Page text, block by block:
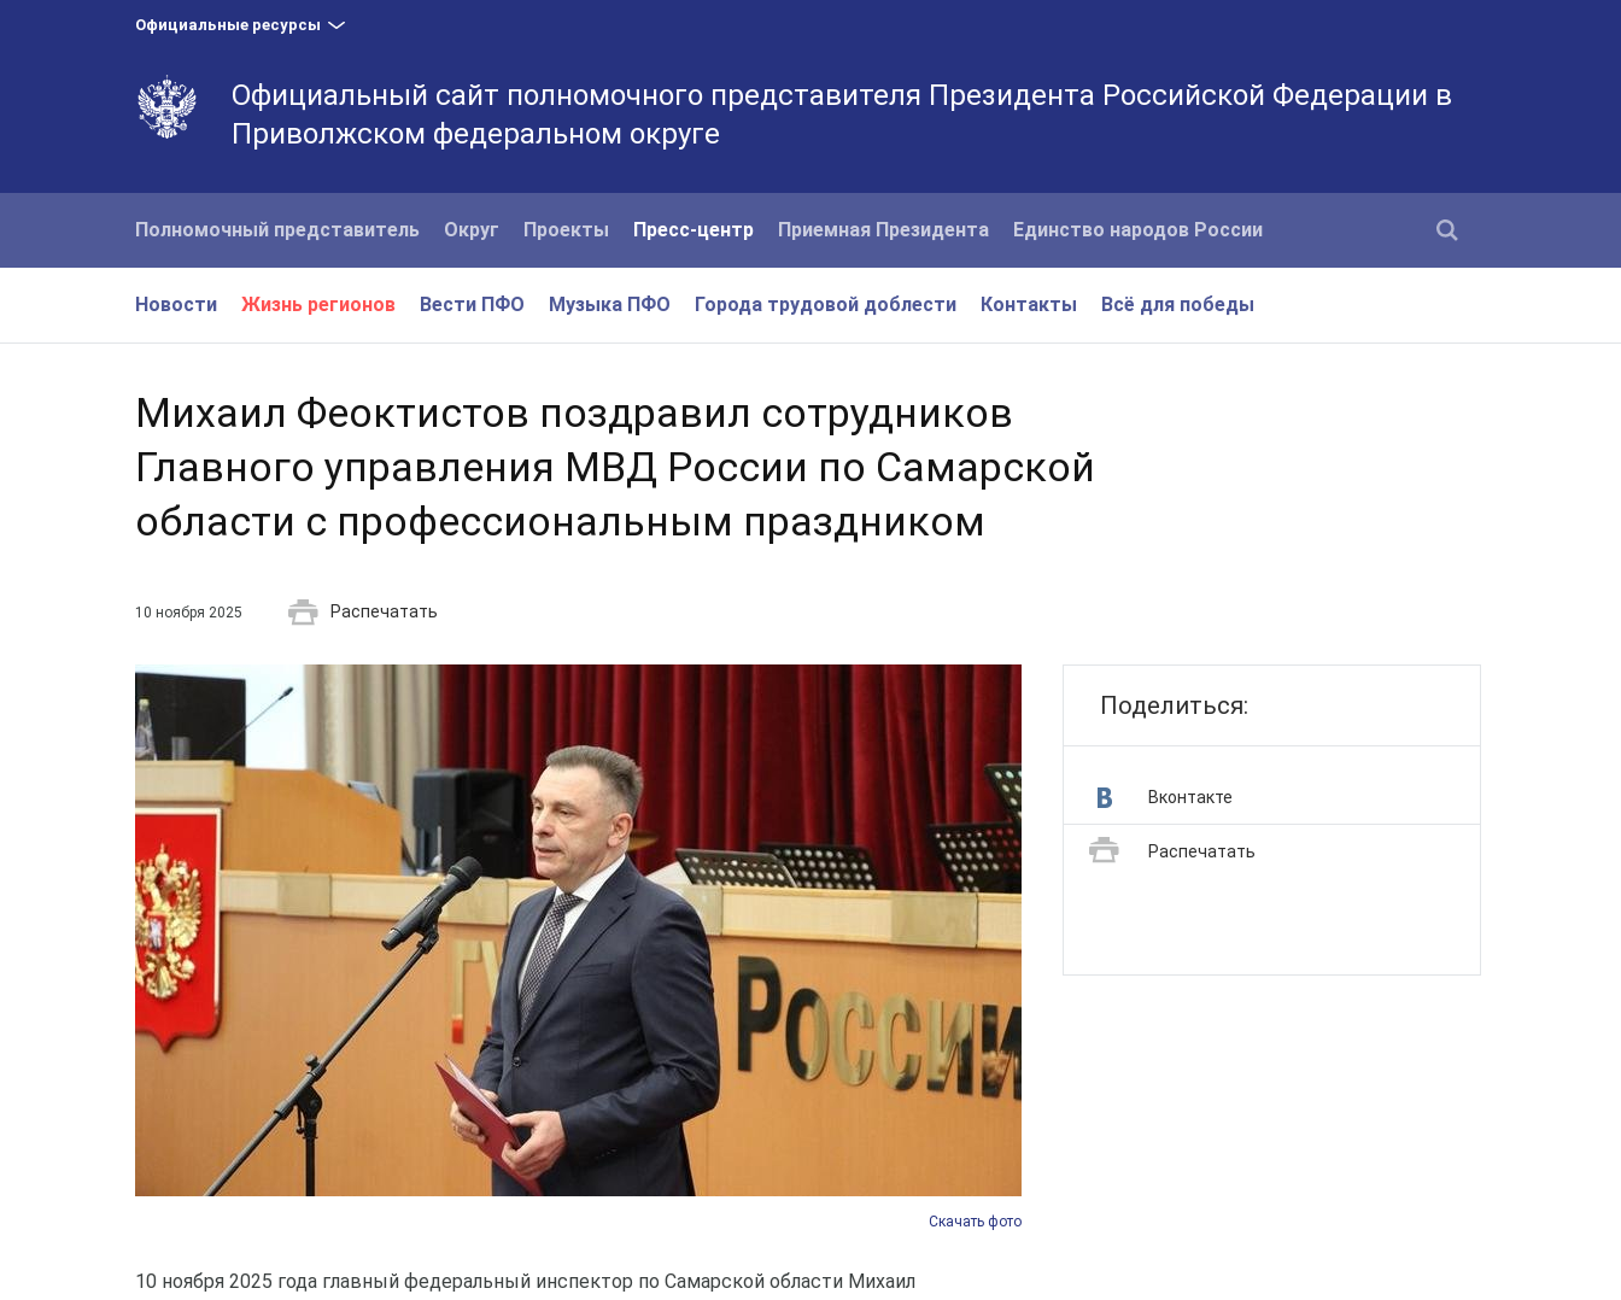
Официальные ресурсы
Официальный сайт полномочного представителя Президента Российской Федерации в
Приволжском федеральном округе
Полномочный представитель Округ Проекты Пресс-центр Приемная Президента Единство народов России
Новости Жизнь регионов Вести ПФО Музыка ПФО Города трудовой доблести Контакты Всё для победы
Михаил Феоктистов поздравил сотрудников
Главного управления МВД России по Самарской
области с профессиональным праздником
10 ноября 2025 Распечатать
Скачать фото
10 ноября 2025 года главный федеральный инспектор по Самарской области Михаил
Поделиться:
Вконтакте
Распечатать